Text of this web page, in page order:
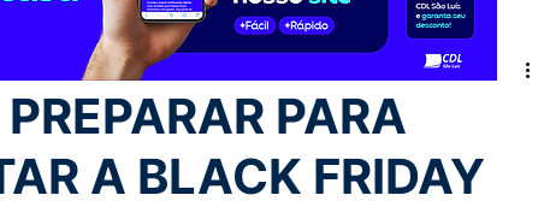
PARA
A BLACK FRIDAY